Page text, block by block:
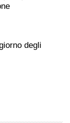
degli